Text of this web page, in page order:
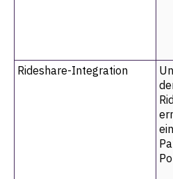
Rideshare-Integration